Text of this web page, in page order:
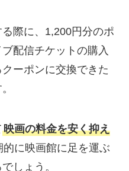
際に、1,200円分のポ
配信チケットの購入
ーポンに交換できた
映画の料金を安く抑え
的に映画館に足を運ぶ
しょう。